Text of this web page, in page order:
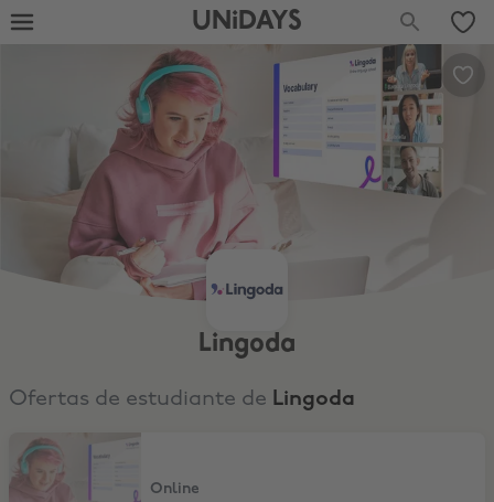
UNiDAYS
Lingoda
Ofertas de estudiante de Lingoda
€20 Off on the sign-up deposit
Online